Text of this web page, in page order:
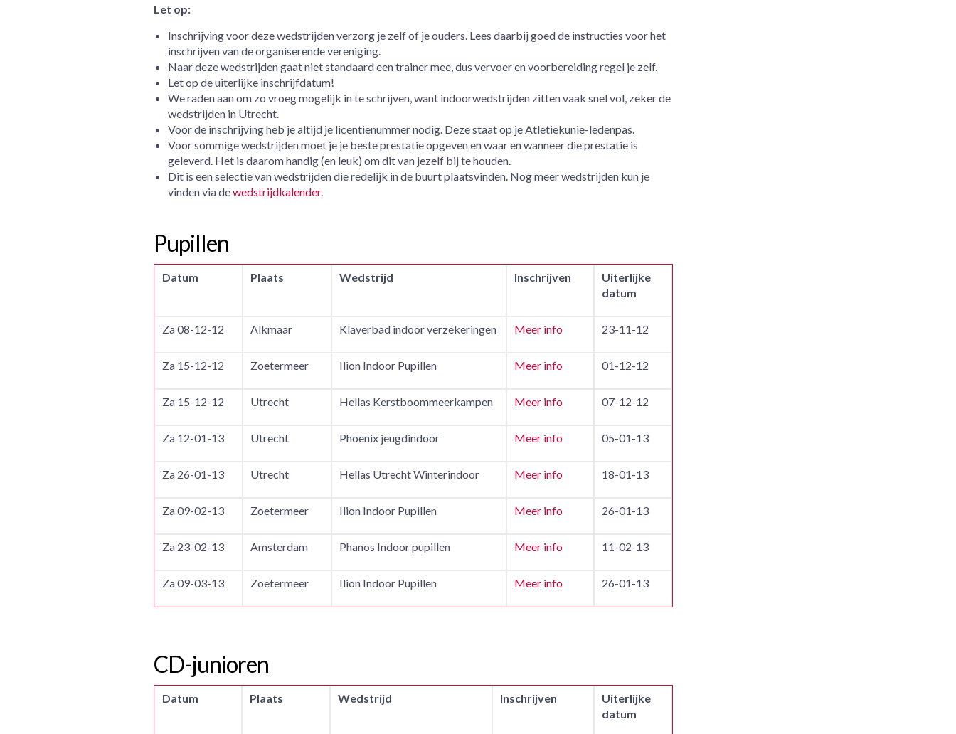
Let op:
Inschrijving voor deze wedstrijden verzorg je zelf of je ouders. Lees daarbij goed de instructies voor het
inschrijven van de organiserende vereniging.
Naar deze wedstrijden gaat niet standaard een trainer mee, dus vervoer en voorbereiding regel je zelf.
Let op de uiterlijke inschrijfdatum!
We raden aan om zo vroeg mogelijk in te schrijven, want indoorwedstrijden zitten vaak snel vol, zeker de
wedstrijden in Utrecht.
Voor de inschrijving heb je altijd je licentienummer nodig. Deze staat op je Atletiekunie-ledenpas.
Voor sommige wedstrijden moet je je beste prestatie opgeven en waar en wanneer die prestatie is
geleverd. Het is daarom handig (en leuk) om dit van jezelf bij te houden.
Dit is een selectie van wedstrijden die redelijk in de buurt plaatsvinden. Nog meer wedstrijden kun je
vinden via dewedstrijdkalender.
Pupillen
Datum Plaats Wedstrijd Inschrijven
Uiterlijke
datum
Za 08-12-12 Alkmaar Klaverbad indoor verzekeringen Meer info 23-11-12
Za 15-12-12 Zoetermeer Ilion Indoor Pupillen Meer info 01-12-12
Za 15-12-12 Utrecht Hellas Kerstboommeerkampen Meer info 07-12-12
Za 12-01-13 Utrecht Phoenix jeugdindoor Meer info 05-01-13
Za 26-01-13 Utrecht Hellas Utrecht Winterindoor Meer info 18-01-13
Za 09-02-13 Zoetermeer Ilion Indoor Pupillen Meer info 26-01-13
Za 23-02-13 Amsterdam Phanos Indoor pupillen Meer info 11-02-13
Za 09-03-13 Zoetermeer Ilion Indoor Pupillen Meer info 26-01-13
CD-junioren
Datum Plaats Wedstrijd Inschrijven
Uiterlijke
datum